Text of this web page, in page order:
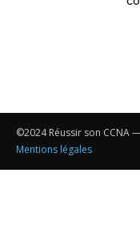
©2024 Réussir son CCNA
Mentions légales